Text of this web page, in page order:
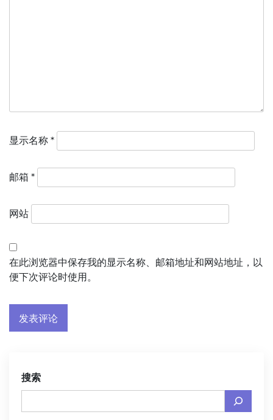
显示名称 *
邮箱 *
网站
在此浏览器中保存我的显示名称、邮箱地址和网站地址，以
便下次评论时使用。
搜索